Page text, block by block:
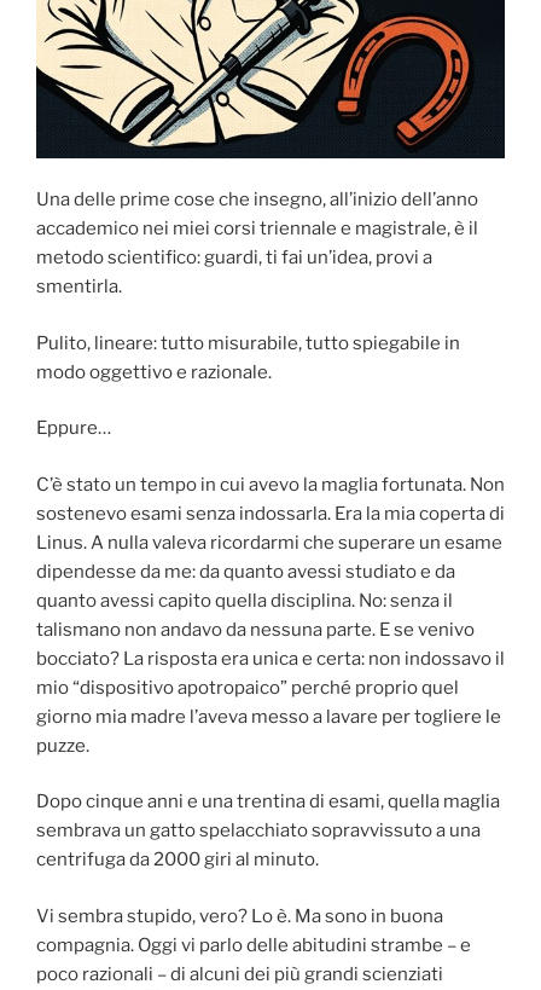
Una delle prime cose che insegno, all’inizio dell’anno
accademico nei miei corsi triennale e magistrale, è il
metodo scientifico: guardi, ti fai un’idea, provi a
smentirla.
Pulito, lineare: tutto misurabile, tutto spiegabile in
modo oggettivo e razionale.
Eppure…
C’è stato un tempo in cui avevo la maglia fortunata. Non
sostenevo esami senza indossarla. Era la mia coperta di
Linus. A nulla valeva ricordarmi che superare un esame
dipendesse da me: da quanto avessi studiato e da
quanto avessi capito quella disciplina. No: senza il
talismano non andavo da nessuna parte. E se venivo
bocciato? La risposta era unica e certa: non indossavo il
mio “dispositivo apotropaico” perché proprio quel
giorno mia madre l’aveva messo a lavare per togliere le
puzze.
Dopo cinque anni e una trentina di esami, quella maglia
sembrava un gatto spelacchiato sopravvissuto a una
centrifuga da 2000 giri al minuto.
Vi sembra stupido, vero? Lo è. Ma sono in buona
compagnia. Oggi vi parlo delle abitudini strambe – e
poco razionali – di alcuni dei più grandi scienziati